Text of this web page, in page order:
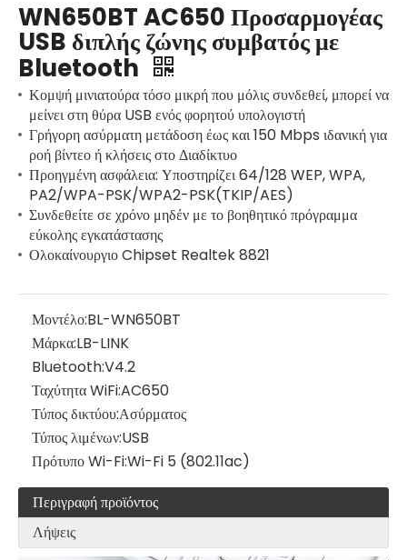
WN650BT AC650 Προσαρμογέας
USB διπλής ζώνης συμβατός με
Bluetooth
Κομψή μινιατούρα τόσο μικρή που μόλις συνδεθεί, μπορεί να
μείνει στη θύρα USB ενός φορητού υπολογιστή
Γρήγορη ασύρματη μετάδοση έως και 150 Mbps ιδανική για
ροή βίντεο ή κλήσεις στο Διαδίκτυο
Προηγμένη ασφάλεια: Υποστηρίζει 64/128 WEP, WPA,
PA2/WPA-PSK/WPA2-PSK(TKIP/AES)
Συνδεθείτε σε χρόνο μηδέν με το βοηθητικό πρόγραμμα
εύκολης εγκατάστασης
Ολοκαίνουργιο Chipset Realtek 8821
Μοντέλο:BL-WN650BT
Μάρκα:LB-LINK
Bluetooth:V4.2
Ταχύτητα WiFi:AC650
Τύπος δικτύου:Ασύρματος
Τύπος λιμένων:USB
Πρότυπο Wi-Fi:Wi-Fi 5 (802.11ac)
Περιγραφή προϊόντος
Λήψεις